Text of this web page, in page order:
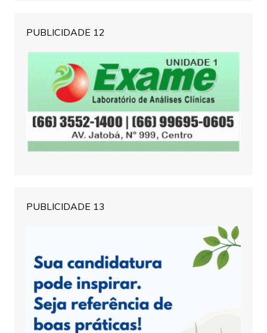
PUBLICIDADE 12
PUBLICIDADE 13